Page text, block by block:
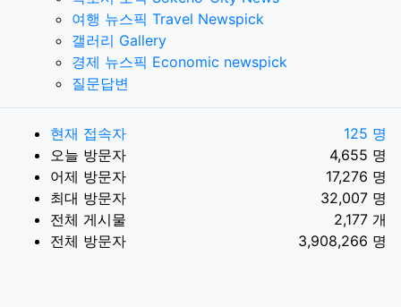
여행 뉴스픽 Travel Newspick
갤러리 Gallery
경제 뉴스픽 Economic newspick
질문답변
현재 접속자
125 명
오늘 방문자
4,655 명
어제 방문자
17,276 명
최대 방문자
32,007 명
전체 게시물
2,177 개
전체 방문자
3,908,266 명